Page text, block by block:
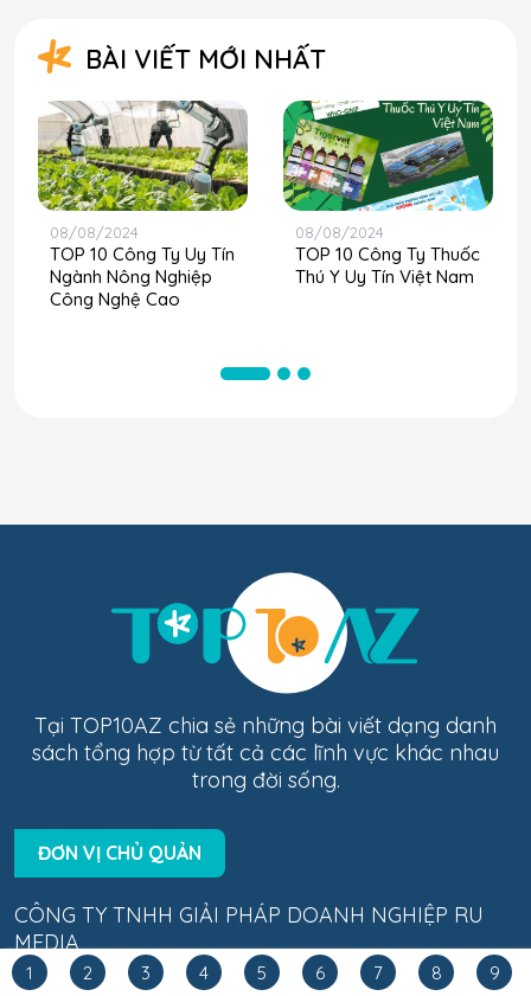
1 2 3 4 5 6 7 8 9
BÀI VIẾT MỚI NHẤT
08/08/2024
TOP 10 Công Ty Uy Tín
Ngành Nông Nghiệp
Công Nghệ Cao
08/08/2024
TOP 10 Công Ty Thuốc
Thú Y Uy Tín Việt Nam
Tại TOP10AZ chia sẻ những bài viết dạng danh
sách tổng hợp từ tất cả các lĩnh vực khác nhau
trong đời sống.
ĐƠN VỊ CHỦ QUẢN
CÔNG TY TNHH GIẢI PHÁP DOANH NGHIỆP RU
MEDIA
Trụ sở: 10 Đường 3B, Phường Bình Hưng Hòa,